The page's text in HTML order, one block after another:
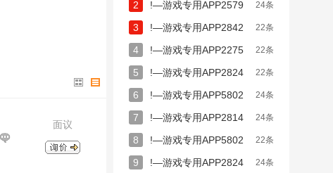
用APP2258043927
用APP2284237778
用APP2258024225
面议
32685252
24条
2
!—游戏专用APP2579
2421513
22条
3
!—游戏专用APP2842
2272229
22条
4
!—游戏专用APP2275
222
22条
5
!—游戏专用APP2824
8162
24条
6
!—游戏专用APP5802
3564588
24条
7
!—游戏专用APP2814
3264433
22条
8
!—游戏专用APP5802
356458
24条
9
!—游戏专用APP2824